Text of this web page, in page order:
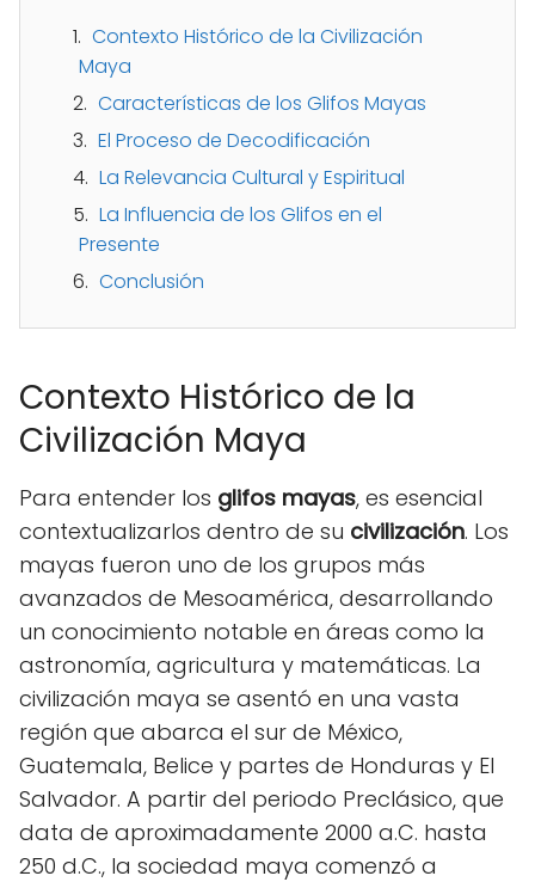
Contexto Histórico de la Civilización
Maya
Características de los Glifos Mayas
El Proceso de Decodificación
La Relevancia Cultural y Espiritual
La Influencia de los Glifos en el
Presente
Conclusión
Contexto Histórico de la
Civilización Maya
Para entender los glifos mayas, es esencial
contextualizarlos dentro de su civilización. Los
mayas fueron uno de los grupos más
avanzados de Mesoamérica, desarrollando
un conocimiento notable en áreas como la
astronomía, agricultura y matemáticas. La
civilización maya se asentó en una vasta
región que abarca el sur de México,
Guatemala, Belice y partes de Honduras y El
Salvador. A partir del periodo Preclásico, que
data de aproximadamente 2000 a.C. hasta
250 d.C., la sociedad maya comenzó a